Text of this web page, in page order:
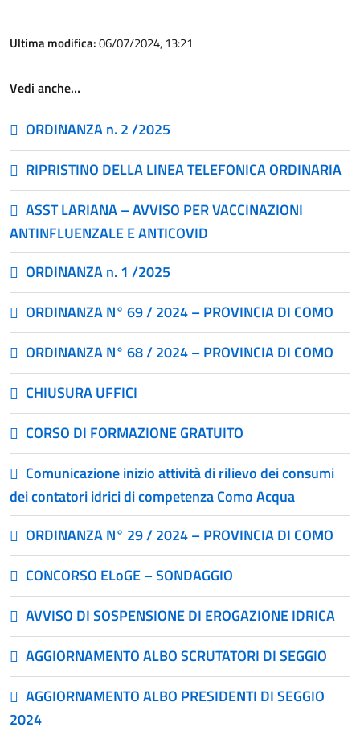
Ultima modifica:06/07/2024, 13:21
Vedi anche…
ORDINANZA n. 2 /2025
RIPRISTINO DELLA LINEA TELEFONICA ORDINARIA
ASST LARIANA – AVVISO PER VACCINAZIONI
ANTINFLUENZALE E ANTICOVID
ORDINANZA n. 1 /2025
ORDINANZA N° 69 / 2024 – PROVINCIA DI COMO
ORDINANZA N° 68 / 2024 – PROVINCIA DI COMO
CHIUSURA UFFICI
CORSO DI FORMAZIONE GRATUITO
Comunicazione inizio attività di rilievo dei consumi
dei contatori idrici di competenza Como Acqua
ORDINANZA N° 29 / 2024 – PROVINCIA DI COMO
CONCORSO ELoGE – SONDAGGIO
AVVISO DI SOSPENSIONE DI EROGAZIONE IDRICA
AGGIORNAMENTO ALBO SCRUTATORI DI SEGGIO
AGGIORNAMENTO ALBO PRESIDENTI DI SEGGIO
2024